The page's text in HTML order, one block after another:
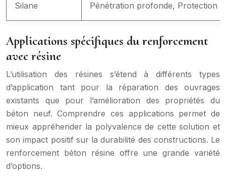
Silane Pénétration profonde, Protection
Applications spécifiques du renforcement
avec résine
L’utilisation des résines s’étend à différents types
d’application tant pour la réparation des ouvrages
existants que pour l’amélioration des propriétés du
béton neuf. Comprendre ces applications permet de
mieux appréhender la polyvalence de cette solution et
son impact positif sur la durabilité des constructions. Le
renforcement béton résine offre une grande variété
d’options.